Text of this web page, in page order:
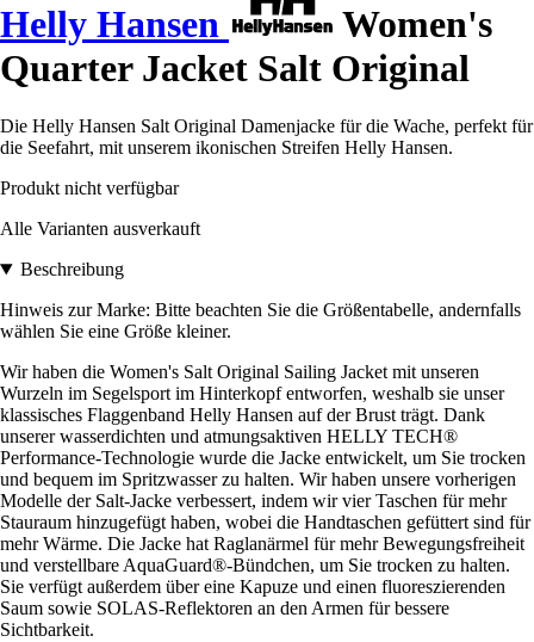
Helly Hansen
Women's
Quarter Jacket Salt Original
Die Helly Hansen Salt Original Damenjacke für die Wache, perfekt für
die Seefahrt, mit unserem ikonischen Streifen Helly Hansen.
Produkt nicht verfügbar
Alle Varianten ausverkauft
Beschreibung
Hinweis zur Marke: Bitte beachten Sie die Größentabelle, andernfalls
wählen Sie eine Größe kleiner.
Wir haben die Women's Salt Original Sailing Jacket mit unseren
Wurzeln im Segelsport im Hinterkopf entworfen, weshalb sie unser
klassisches Flaggenband Helly Hansen auf der Brust trägt. Dank
unserer wasserdichten und atmungsaktiven HELLY TECH®
Performance-Technologie wurde die Jacke entwickelt, um Sie trocken
und bequem im Spritzwasser zu halten. Wir haben unsere vorherigen
Modelle der Salt-Jacke verbessert, indem wir vier Taschen für mehr
Stauraum hinzugefügt haben, wobei die Handtaschen gefüttert sind für
mehr Wärme. Die Jacke hat Raglanärmel für mehr Bewegungsfreiheit
und verstellbare AquaGuard®-Bündchen, um Sie trocken zu halten.
Sie verfügt außerdem über eine Kapuze und einen fluoreszierenden
Saum sowie SOLAS-Reflektoren an den Armen für bessere
Sichtbarkeit.